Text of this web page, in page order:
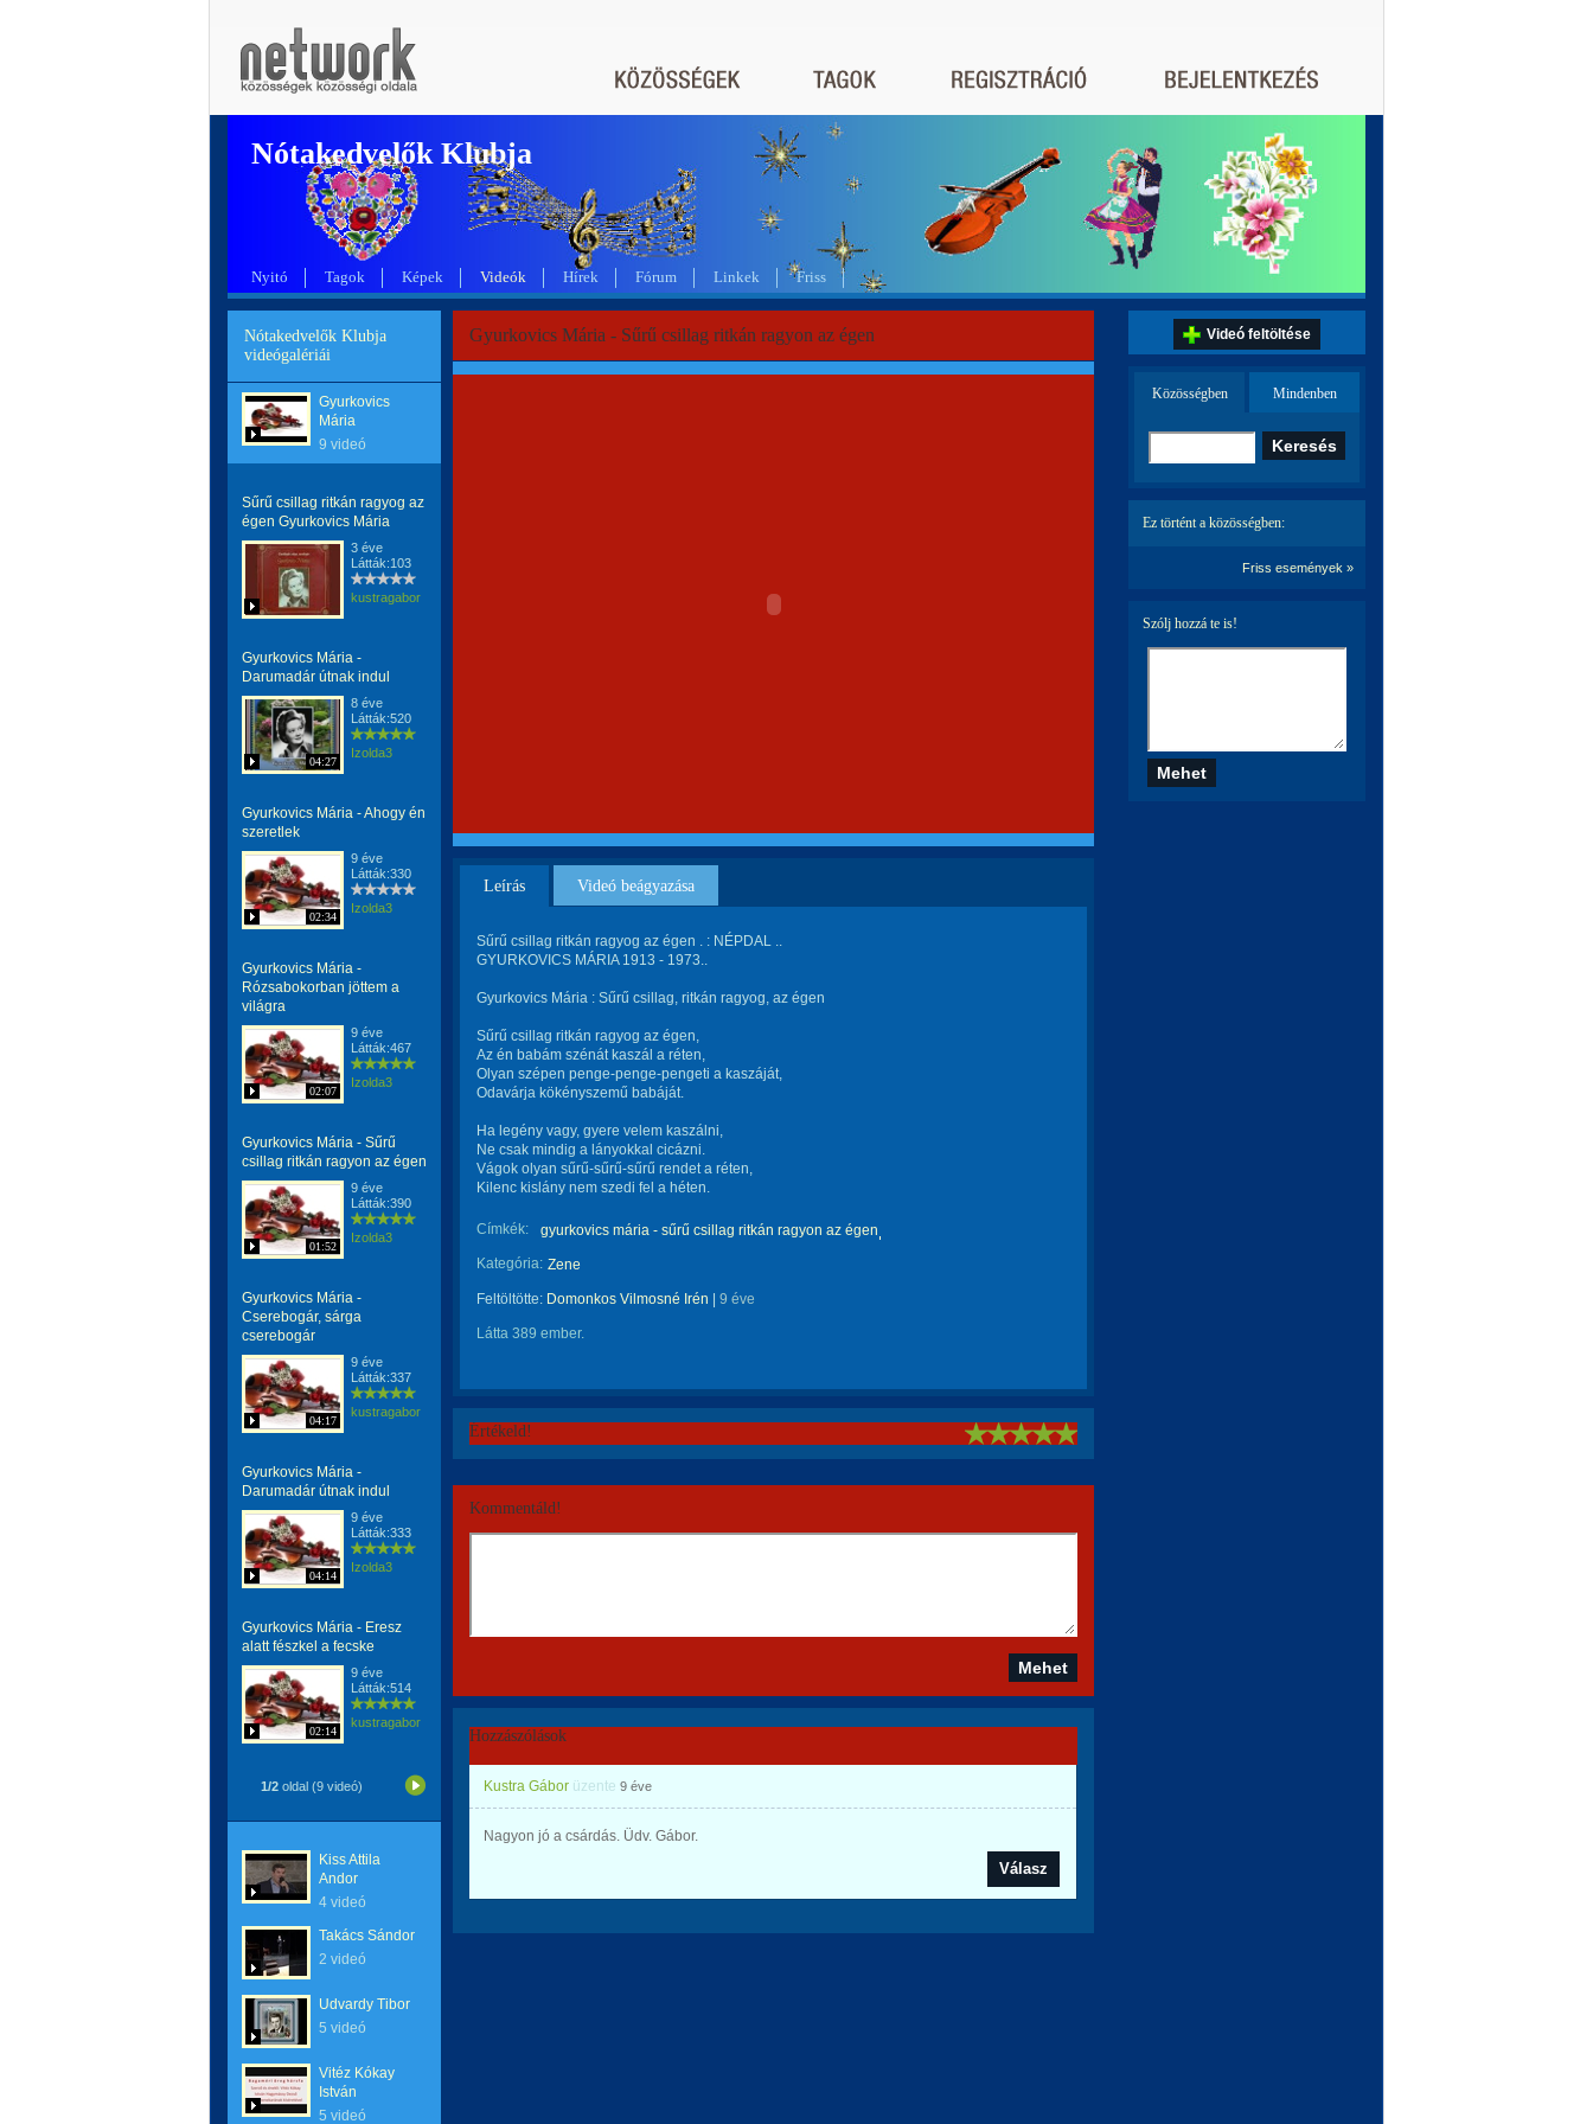
Nótakedvelők Klubja
Nyitó Tagok Képek Videók Hírek Fórum Linkek Friss
Nótakedvelők Klubja
videógalériái
Gyurkovics
Mária
9 videó
Sűrű csillag ritkán ragyog az
égen Gyurkovics Mária
3 éve
Látták:103
kustragabor
Gyurkovics Mária -
Darumadár útnak indul
04:27
8 éve
Látták:520
Izolda3
Gyurkovics Mária - Ahogy én
szeretlek
02:34
9 éve
Látták:330
Izolda3
Gyurkovics Mária -
Rózsabokorban jöttem a
világra
02:07
9 éve
Látták:467
Izolda3
Gyurkovics Mária - Sűrű
csillag ritkán ragyon az égen
01:52
9 éve
Látták:390
Izolda3
Gyurkovics Mária -
Cserebogár, sárga
cserebogár
04:17
9 éve
Látták:337
kustragabor
Gyurkovics Mária -
Darumadár útnak indul
04:14
9 éve
Látták:333
Izolda3
Gyurkovics Mária - Eresz
alatt fészkel a fecske
02:14
9 éve
Látták:514
kustragabor
1/2 oldal (9 videó)
Kiss Attila
Andor
4 videó
Takács Sándor
2 videó
Udvardy Tibor
5 videó
Vitéz Kókay
István
5 videó
Gyurkovics Mária - Sűrű csillag ritkán ragyon az égen
Leírás Videó beágyazása
Sűrű csillag ritkán ragyog az égen . : NÉPDAL ..
GYURKOVICS MÁRIA 1913 - 1973..
Gyurkovics Mária : Sűrű csillag, ritkán ragyog, az égen
Sűrű csillag ritkán ragyog az égen,
Az én babám szénát kaszál a réten,
Olyan szépen penge-penge-pengeti a kaszáját,
Odavárja kökényszemű babáját.
Ha legény vagy, gyere velem kaszálni,
Ne csak mindig a lányokkal cicázni.
Vágok olyan sűrű-sűrű-sűrű rendet a réten,
Kilenc kislány nem szedi fel a héten.
Címkék:
gyurkovics mária - sűrű csillag ritkán ragyon az égen
Kategória: Zene
Feltöltötte: Domonkos Vilmosné Irén 9 éve
Látta 389 ember.
Értékeld!
Kommentáld!
Hozzászólások
Kustra Gábor üzente 9 éve
Nagyon jó a csárdás. Üdv. Gábor.
Válasz
Videó feltöltése
Közösségben Mindenben
Ez történt a közösségben:
Friss események »
Szólj hozzá te is!